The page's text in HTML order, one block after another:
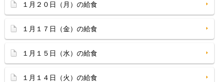
１月２０日（月）の給食
１月１７日（金）の給食
１月１５日（水）の給食
１月１４日（火）の給食